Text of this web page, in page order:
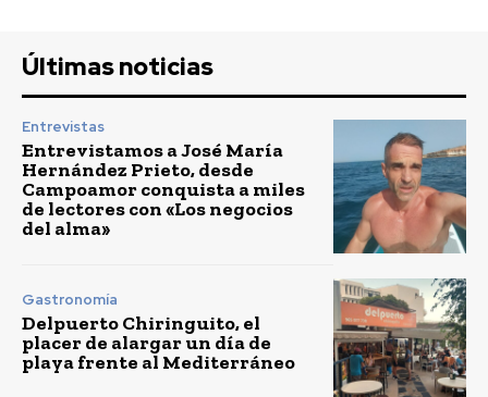
Últimas noticias
Entrevistas
Entrevistamos a José María
Hernández Prieto, desde
Campoamor conquista a miles
de lectores con «Los negocios
del alma»
Gastronomía
Delpuerto Chiringuito, el
placer de alargar un día de
playa frente al Mediterráneo